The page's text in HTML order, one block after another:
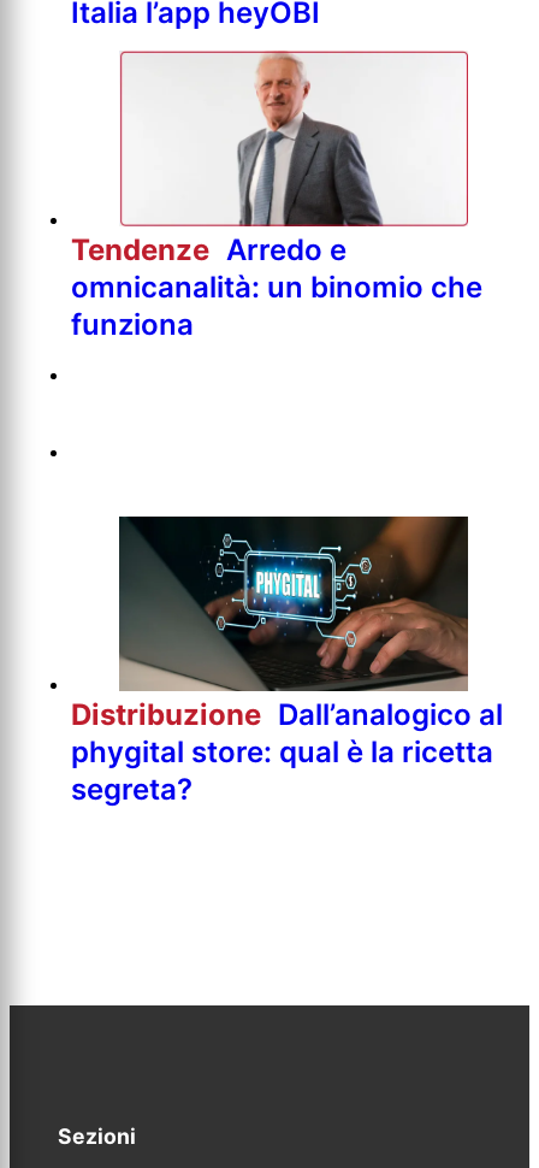
Italia l’app heyOBI
Tendenze Arredo e
omnicanalità: un binomio che
funziona
Distribuzione Dall’analogico al
phygital store: qual è la ricetta
segreta?
Sezioni